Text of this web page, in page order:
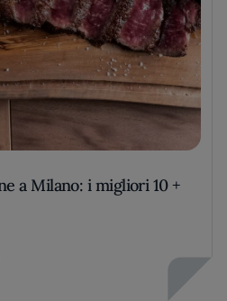
a Milano: i migliori 10 +